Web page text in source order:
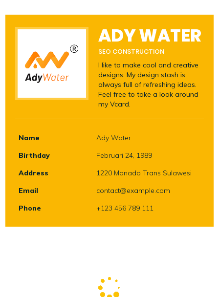
ADY WATER
SEO CONSTRUCTION
I like to make cool and creative
designs. My design stash is
always full of refreshing ideas.
Feel free to take a look around
my Vcard.
Name
Ady Water
Birthday
Februari 24, 1989
Address
1220 Manado Trans Sulawesi
Email
contact@example.com
Phone
+123 456 789 111